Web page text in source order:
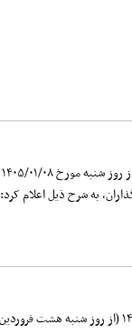
به شرح ذیل اعلام کرد: